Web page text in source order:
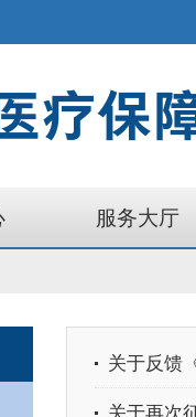
服务大厅
关于反馈